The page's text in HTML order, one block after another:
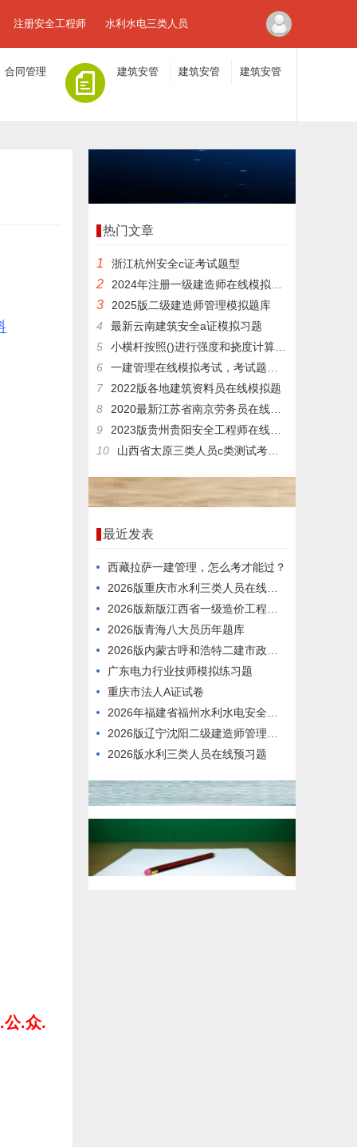
注册安全工程师 水利水电三类人员
合同管理 建筑安管 建筑安管 建筑安管
公.众.
热门文章
1 浙江杭州安全c证考试题型
2 2024年注册一级建造师在线模拟预习题
3
2025版二级建造师管理模拟题库
4
最新云南建筑安全a证模拟习题
5
小横杆按照()进行强度和挠度计算，小横杆在大横杆的上面。
6
一建管理在线模拟考试，考试题库答案推荐
7
2022版各地建筑资料员在线模拟题
8
2020最新江苏省南京劳务员在线考核模拟题库视频教程
9
2023版贵州贵阳安全工程师在线考核模拟习题
10
山西省太原三类人员c类测试考试题型专业知识
最近发表
西藏拉萨一建管理，怎么考才能过？
2026版重庆市水利三类人员在线真题库
2026版新版江西省一级造价工程师考前练习题
2026版青海八大员历年题库
2026版内蒙古呼和浩特二建市政模拟真题
广东电力行业技师模拟练习题
重庆市法人A证试卷
2026年福建省福州水利水电安全员a证考试真题
2026版辽宁沈阳二级建造师管理模拟真题
2026版水利三类人员在线预习题